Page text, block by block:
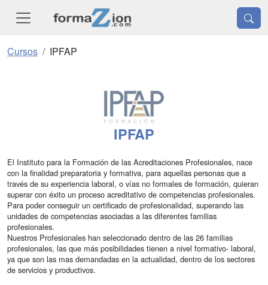
Cursos IPFAP
IPFAP
El Instituto para la Formación de las Acreditaciones Profesionales, nace
con la finalidad preparatoria y formativa, para aquellas personas que a
través de su experiencia laboral, o vías no formales de formación, quieran
superar con éxito un proceso acreditativo de competencias profesionales.
Para poder conseguir un certificado de profesionalidad, superando las
unidades de competencias asociadas a las diferentes familias
profesionales.
Nuestros Profesionales han seleccionado dentro de las 26 familias
profesionales, las que más posibilidades tienen a nivel formativo- laboral,
ya que son las mas demandadas en la actualidad, dentro de los sectores
de servicios y productivos.